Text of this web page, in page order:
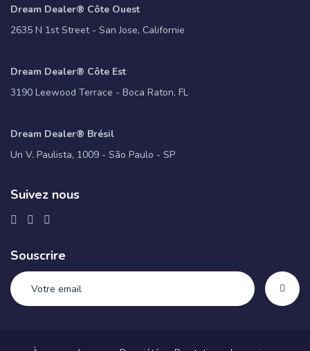
Dream Dealer® Côte Ouest
2635 N 1st Street - San Jose, Californie
Dream Dealer® Côte Est
3190 Leewood Terrace - Boca Raton, FL
Dream Dealer® Brésil
Un V. Paulista, 1009 - São Paulo - SP
Suivez nous
Souscrire